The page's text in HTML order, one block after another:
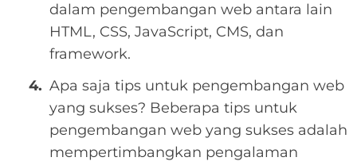
dalam pengembangan web antara lain
HTML, CSS, JavaScript, CMS, dan
framework.
Apa saja tips untuk pengembangan web
yang sukses? Beberapa tips untuk
pengembangan web yang sukses adalah
mempertimbangkan pengalaman